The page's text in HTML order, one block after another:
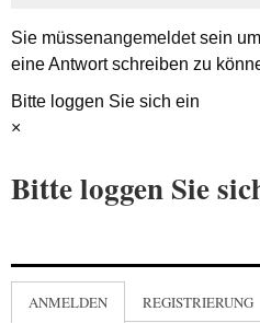
Sie müssenangemeldetsein
eine Antwort schreiben zu
Bitte loggen Sie sich ein
×
Bitte loggen Sie
ANMELDEN REGISTRIERUNG